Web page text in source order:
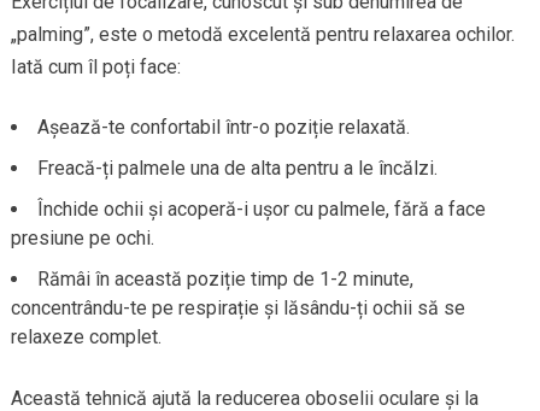
„palming”, este o metodă excelentă pentru relaxarea ochilor.
Iată cum îl poți face:
Așează-te confortabil într-o poziție relaxată.
Freacă-ți palmele una de alta pentru a le încălzi.
Închide ochii și acoperă-i ușor cu palmele, fără a face
presiune pe ochi.
Rămâi în această poziție timp de 1-2 minute,
concentrându-te pe respirație și lăsându-ți ochii să se
relaxeze complet.
Această tehnică ajută la reducerea oboselii oculare și la